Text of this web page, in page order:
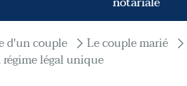
d'un couple Le couple marié
légal unique